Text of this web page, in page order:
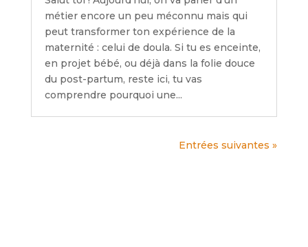
métier encore un peu méconnu mais qui
peut transformer ton expérience de la
maternité : celui de doula. Si tu es enceinte,
en projet bébé, ou déjà dans la folie douce
du post-partum, reste ici, tu vas
comprendre pourquoi une...
Entrées suivantes »